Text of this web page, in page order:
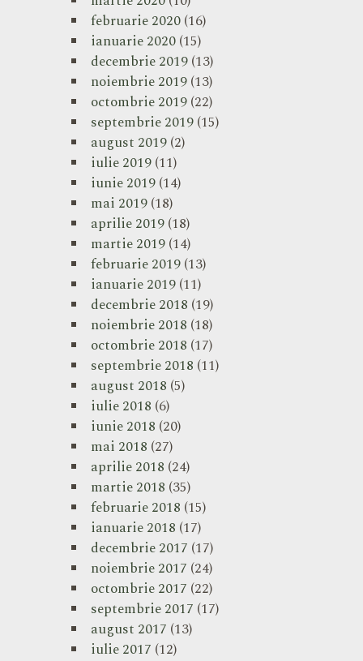
februarie 2020(16)
ianuarie 2020(15)
decembrie 2019(13)
noiembrie 2019(13)
octombrie 2019(22)
septembrie 2019(15)
august 2019(2)
iulie 2019(11)
iunie 2019(14)
mai 2019(18)
aprilie 2019(18)
martie 2019(14)
februarie 2019(13)
ianuarie 2019(11)
decembrie 2018 (19)
noiembrie 2018 (18)
octombrie 2018 (17)
septembrie 2018 (11)
august 2018 (5)
iulie 2018 (6)
iunie 2018 (20)
mai 2018 (27)
aprilie 2018 (24)
martie 2018 (35)
februarie 2018 (15)
ianuarie 2018 (17)
decembrie 2017 (17)
noiembrie 2017 (24)
octombrie 2017 (22)
septembrie 2017 (17)
august 2017 (13)
iulie 2017 (12)